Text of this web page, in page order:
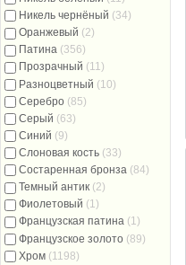
Никель чернёный (34)
Оранжевый (2)
Патина (356)
Прозрачный (11)
Разноцветный (10)
Серебро (85)
Серый (63)
Синий (9)
Слоновая кость (33)
Состаренная бронза (84)
Темный антик (2)
Фиолетовый (1)
Французская патина (1)
Французское золото (89)
Хром (1198)